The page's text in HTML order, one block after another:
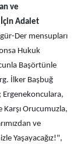
ve
Adalet
Der mensupları
Hukuk
Başörtünle
İlker Başbuğ
Ergenekonculara,
Orucumuzla,
ve
Yaşayacağız!",